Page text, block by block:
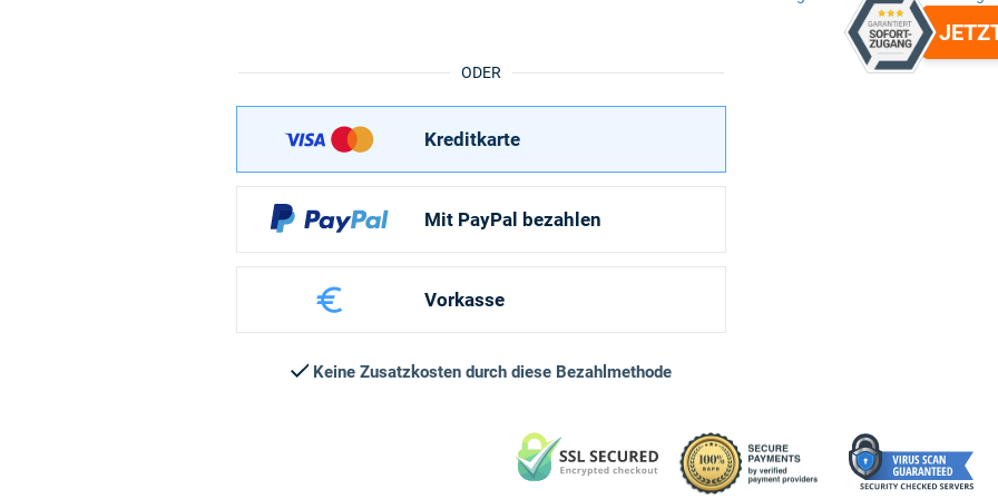
ODER
Kreditkarte
Mit PayPal bezahlen
Vorkasse
Keine Zusatzkosten durch diese Bezahlmethode